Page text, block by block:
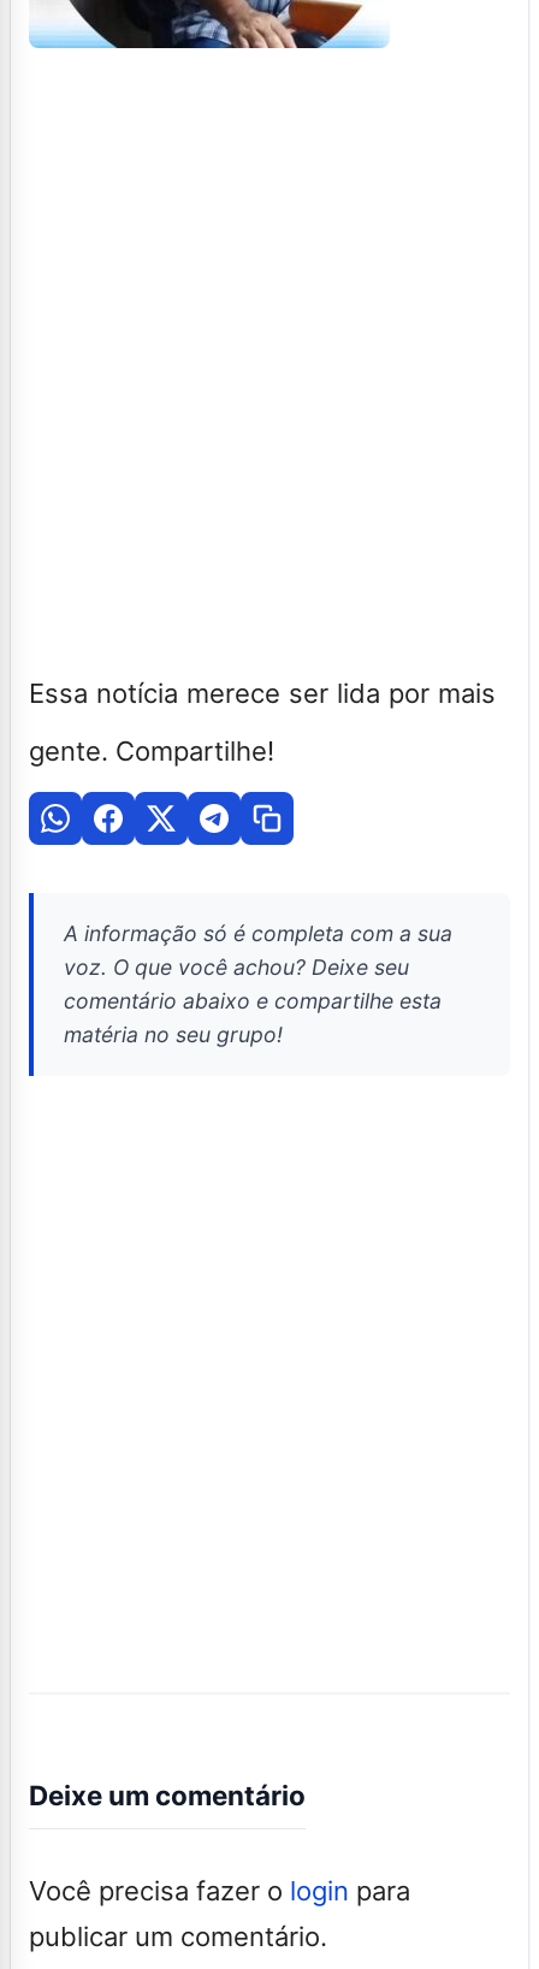
Essa notícia merece ser lida por mais
gente. Compartilhe!
A informação só é completa com a sua
voz. O que você achou? Deixe seu
comentário abaixo e compartilhe esta
matéria no seu grupo!
Deixe um comentário
Você precisa fazer o login para
publicar um comentário.